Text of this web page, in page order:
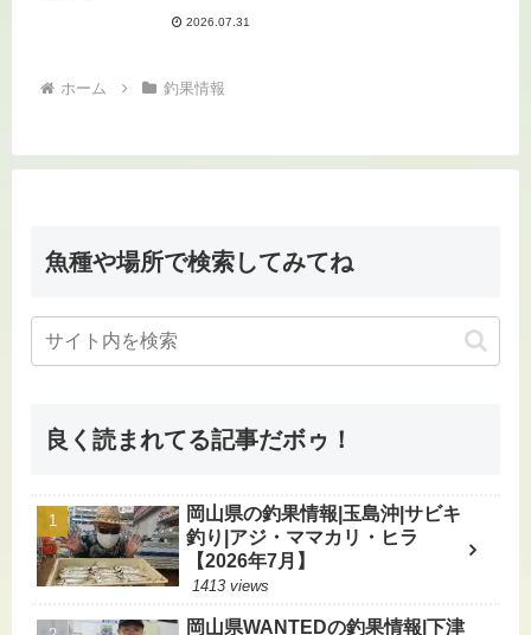
2026.07.31
ホーム 釣果情報
魚種や場所で検索してみてね
良く読まれてる記事だボゥ！
岡山県の釣果情報|玉島沖|サビキ
釣り|アジ・ママカリ・ヒラ
【2026年7月】
1413 views
岡山県WANTEDの釣果情報|下津